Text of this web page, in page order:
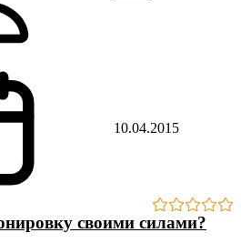
10.04.2015
своими силами?